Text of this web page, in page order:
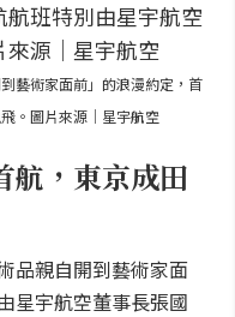
藝術家面前」的浪漫約定，首
。圖片來源｜星宇航空
航，東京成田
品親自開到藝術家面
星宇航空董事長張國